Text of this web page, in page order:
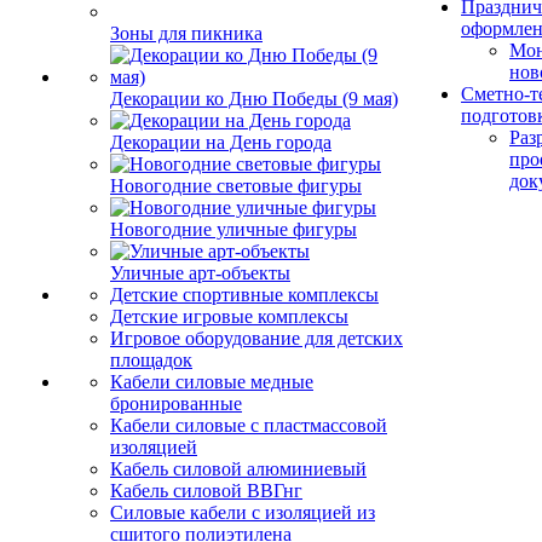
Зоны для пикника
Декорации ко Дню Победы (9 мая)
Декорации на День города
Новогодние световые фигуры
Новогодние уличные фигуры
Уличные арт-объекты
Детские спортивные комплексы
Детские игровые комплексы
Игровое оборудование для детских
площадок
Кабели силовые медные
бронированные
Кабели силовые с пластмассовой
изоляцией
Кабель силовой алюминиевый
Кабель силовой ВВГнг
Силовые кабели с изоляцией из
сшитого полиэтилена
Сметно-